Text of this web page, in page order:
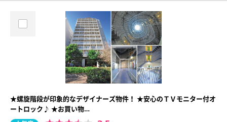
★螺旋階段が印象的なデザイナーズ物件！ ★安心のＴＶモニター付オ
ートロック♪ ★お買い物…